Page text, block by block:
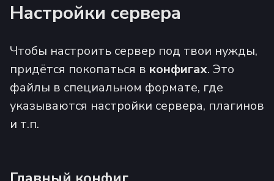
Настройки сервера
Чтобы настроить сервер под твои нужды,
придётся покопаться в конфигах. Это
файлы в специальном формате, где
указываются настройки сервера, плагинов
и т.п.